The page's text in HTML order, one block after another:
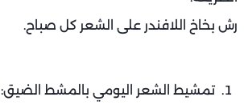
رش بخاخ اللافندر على الشعر كل صباح.
تمشيط الشعر اليومي بالمشط الضيق: